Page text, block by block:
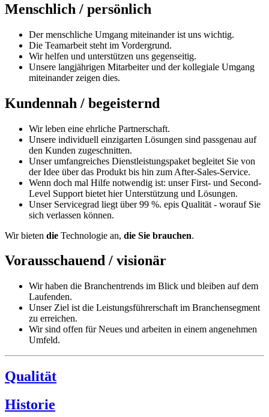
Menschlich / persönlich
Der menschliche Umgang miteinander ist uns wichtig.
Die Teamarbeit steht im Vordergrund.
Wir helfen und unterstützen uns gegenseitig.
Unsere langjährigen Mitarbeiter und der kollegiale Umgang
miteinander zeigen dies.
Kundennah / begeisternd
Wir leben eine ehrliche Partnerschaft.
Unsere individuell einzigarten Lösungen sind passgenau auf
den Kunden zugeschnitten.
Unser umfangreiches Dienstleistungspaket begleitet Sie von
der Idee über das Produkt bis hin zum After-Sales-Service.
Wenn doch mal Hilfe notwendig ist: unser First- und Second-
Level Support bietet hier Unterstützung und Lösungen.
Unser Servicegrad liegt über 99 %. epis Qualität - worauf Sie
sich verlassen können.
Wir bieten die Technologie an, die Sie brauchen.
Vorausschauend / visionär
Wir haben die Branchentrends im Blick und bleiben auf dem
Laufenden.
Unser Ziel ist die Leistungsführerschaft im Branchensegment
zu erreichen.
Wir sind offen für Neues und arbeiten in einem angenehmen
Umfeld.
Qualität
Historie